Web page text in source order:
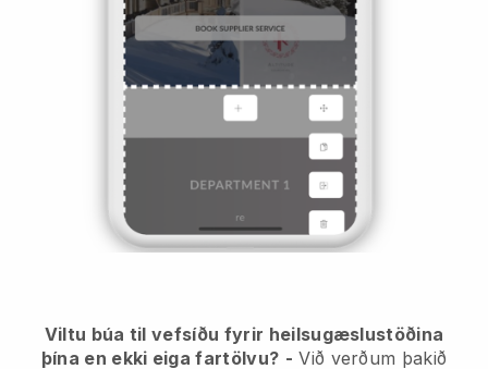
Viltu búa til vefsíðu fyrir heilsugæslustöðina
þína en ekki eiga fartölvu? - Við verðum þakið